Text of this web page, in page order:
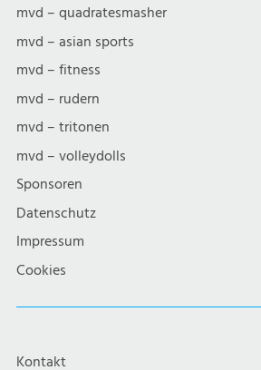
mvd – quadratesmasher
mvd – asian sports
mvd – fitness
mvd – rudern
mvd – tritonen
mvd – volleydolls
Sponsoren
Datenschutz
Impressum
Cookies
Kontakt